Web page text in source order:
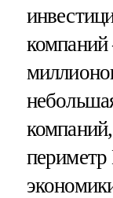
периметр